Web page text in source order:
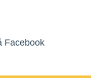
Facebook